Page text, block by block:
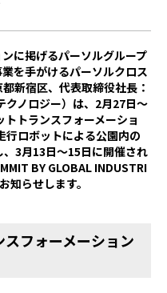
に掲げるパーソルグループ
を手がけるパーソルクロス
新宿区、代表取締役社長：
ノロジー）は、 2月27日～
トランスフォーメーショ
行ロボットによる公園内の
3月13日～15日に開催され
BY GLOBAL INDUSTRI
知らせします。
フォーメーション